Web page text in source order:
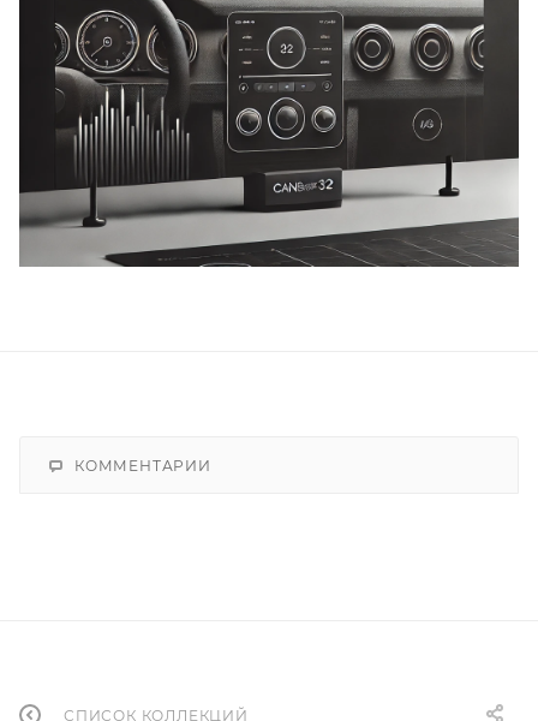
КОММЕНТАРИИ
СПИСОК КОЛЛЕКЦИЙ